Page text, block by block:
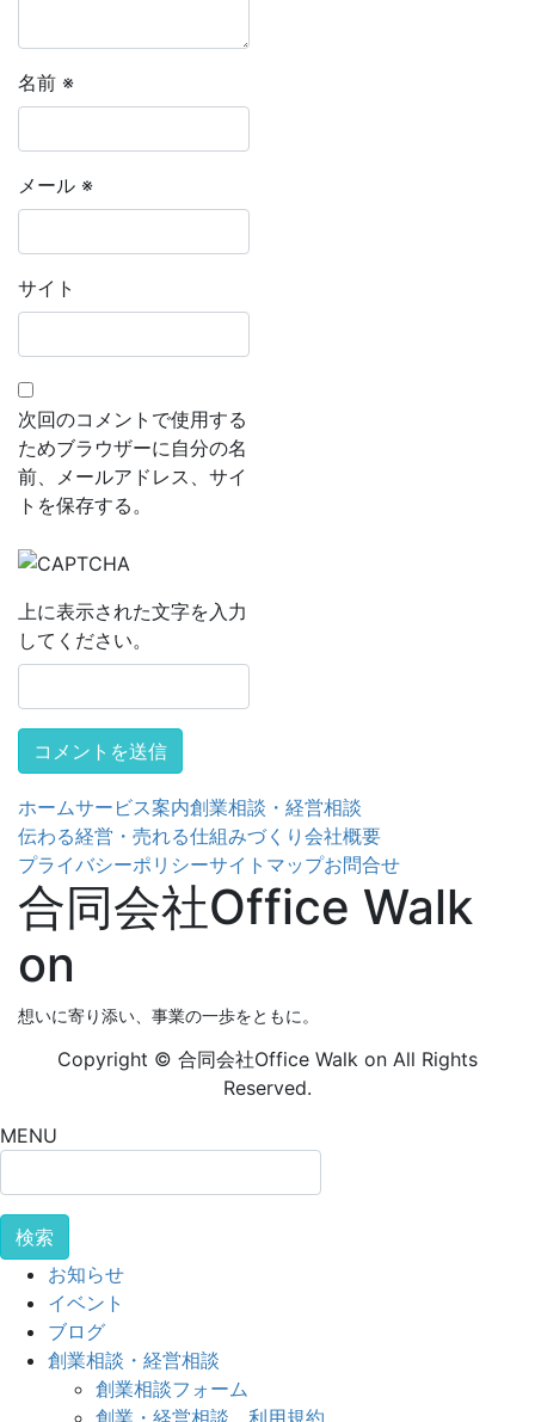
名前 ※
メール ※
サイト
次回のコメントで使用する
ためブラウザーに自分の名
前、メールアドレス、サイ
トを保存する。
上に表示された文字を入力
してください。
ホームサービス案内創業相談・経営相談
伝わる経営・売れる仕組みづくり 会社概要
プライバシーポリシーサイトマップお問合せ
合同会社Office Walk
on
想いに寄り添い、事業の一歩をともに。
Copyright © 合同会社Office Walk on All Rights
Reserved.
MENU
索:
お知らせ
イベント
ブログ
創業相談・経営相談
創業相談フォーム